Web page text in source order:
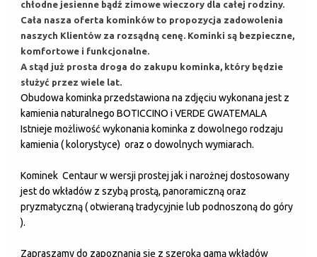
chłodne jesienne bądź zimowe wieczory dla całej rodziny.
Cała nasza oferta kominków to propozycja zadowolenia
naszych Klientów za rozsądną cenę. Kominki są bezpieczne,
komfortowe i funkcjonalne.
A stąd już prosta droga do zakupu kominka, który będzie
służyć przez wiele lat.
Obudowa kominka przedstawiona na zdjęciu wykonana jest z
kamienia naturalnego BOTICCINO i VERDE GWATEMALA
Istnieje możliwość wykonania kominka z dowolnego rodzaju
kamienia ( kolorystyce) oraz o dowolnych wymiarach.
Kominek Centaur w wersji prostej jak i narożnej dostosowany
jest do wkładów z szybą prostą, panoramiczną oraz
pryzmatyczną ( otwieraną tradycyjnie lub podnoszoną do góry
).
Zapraszamy do zapoznania się z szeroką gamą wkładów